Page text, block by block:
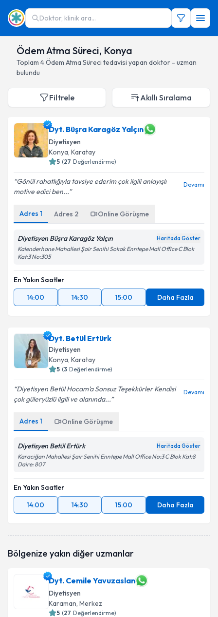
Doktor, klinik ara...
Ödem Atma Süreci, Konya
Toplam 4Ödem Atma Süreci tedavisi yapan doktor - uzman
bulundu
Filtrele Akıllı Sıralama
Dyt. Büşra Karagöz Yalçın
Diyetisyen
Konya, Karatay
5 (27 Değerlendirme)
Gönül rahatlığıyla tavsiye ederim çok ilgili anlayışlı
motive edici ben...
Devamı
Adres 1 Adres 2 Online Görüşme
Diyetisyen Büşra Karagöz Yalçın Haritada Göster
Kalenderhane Mahallesi Şair Senihi Sokak Enntepe Mall Office C Blok
Kat:3 No:305
En Yakın Saatler
14:00
14:30 15:00 Daha Fazla
Dyt. Betül Ertürk
Diyetisyen
Konya, Karatay
5 (3 Değerlendirme)
Diyetisyen Betül Hocam’a Sonsuz Teşekkürler Kendisi
çok güleryüzlü ilgili ve alanında...
Devamı
Adres 1 Online Görüşme
Diyetisyen Betül Ertürk Haritada Göster
Karaciğan Mahallesi Şair Senihi Enntepe Mall Office No:3 C Blok Kat:8
Daire: 807
En Yakın Saatler
14:00
14:30 15:00 Daha Fazla
Bölgenize yakın diğer uzmanlar
Dyt. Cemile Yavuzaslan
Diyetisyen
Karaman, Merkez
5 (27 Değerlendirme)